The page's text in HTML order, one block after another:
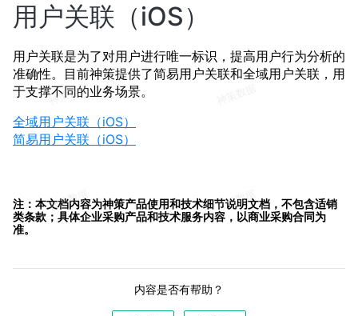
用户关联（iOS）
用户关联是为了对用户进行唯一标识，提高用户行为分析的
准确性。目前神策提供了简易用户关联和全域用户关联，用
于支撑不同的业务场景。
全域用户关联（iOS）
简易用户关联（iOS）
注：本文档内容为神策产品使用和技术细节说明文档，不包含适销
类条款；具体企业采购产品和技术服务内容，以商业采购合同为
准。
内容是否有帮助？